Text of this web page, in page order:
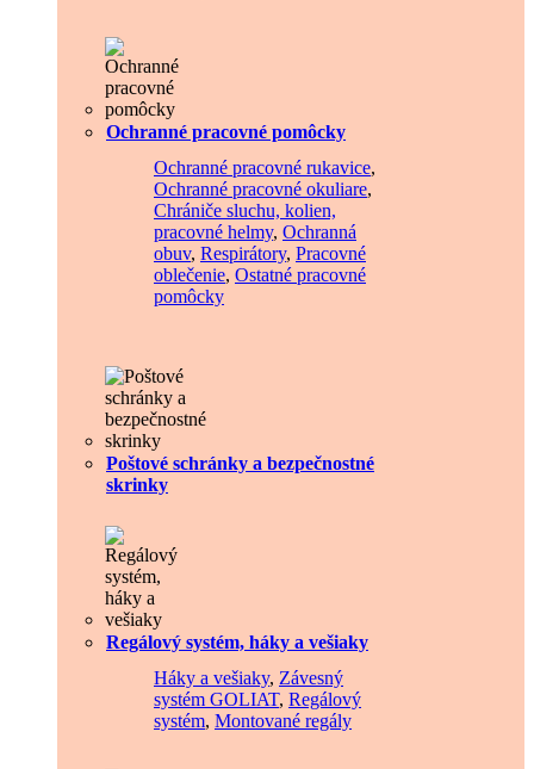
Ochranné pracovné pomôcky
Ochranné pracovné rukavice,
Ochranné pracovné okuliare,
Chrániče sluchu, kolien,
pracovné helmy, Ochranná
obuv, Respirátory, Pracovné
oblečenie, Ostatné pracovné
pomôcky
Poštové schránky a bezpečnostné
skrinky
Regálový systém, háky a vešiaky
Háky a vešiaky, Závesný
systém GOLIAT, Regálový
systém, Montované regály